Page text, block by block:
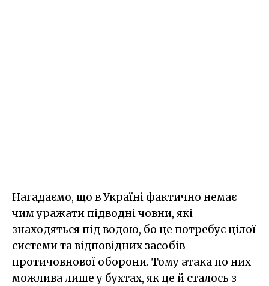
Нагадаємо, що в Україні фактично немає
чим уражати підводні човни, які
знаходяться під водою, бо це потребує цілої
системи та відповідних засобів
протичовнової оборони. Тому атака по них
можлива лише у бухтах, як це й сталось з